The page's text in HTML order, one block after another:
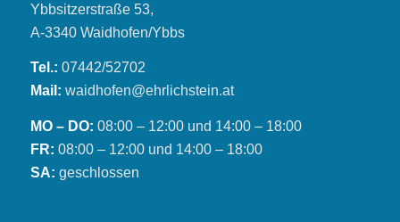
Ybbsitzerstraße 53,
A-3340 Waidhofen/Ybbs
Tel.: 07442/52702
Mail: waidhofen@ehrlichstein.at
MO – DO: 08:00 – 12:00 und 14:00 – 18:00
FR: 08:00 – 12:00 und 14:00 – 18:00
SA: geschlossen